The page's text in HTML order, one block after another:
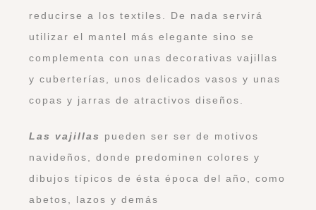
reducirse a los textiles. De nada servirá
utilizar el mantel más elegante sino se
complementa con unas decorativas vajillas
y cuberterías, unos delicados vasos y unas
copas y jarras de atractivos diseños.
Las vajillas
pueden ser ser de motivos
navideños, donde predominen colores y
dibujos típicos de ésta época del año, como
abetos, lazos y demás